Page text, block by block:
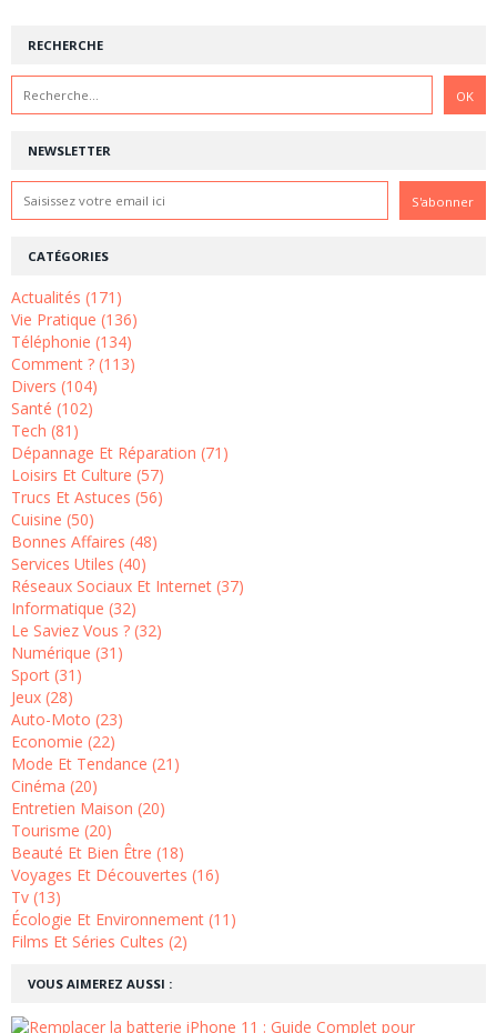
NEWSLETTER
RECHERCHE
VOUS AIMEREZ AUSSI :
CATÉGORIES
Actualités (171)
Vie Pratique (136)
Téléphonie (134)
Comment ? (113)
Divers (104)
Santé (102)
Tech (81)
Dépannage Et Réparation (71)
Loisirs Et Culture (57)
Trucs Et Astuces (56)
Cuisine (50)
Bonnes Affaires (48)
Services Utiles (40)
Réseaux Sociaux Et Internet (37)
Informatique (32)
Le Saviez Vous ? (32)
Numérique (31)
Sport (31)
Jeux (28)
Auto-Moto (23)
Economie (22)
Mode Et Tendance (21)
Cinéma (20)
Entretien Maison (20)
Tourisme (20)
Beauté Et Bien Être (18)
Voyages Et Découvertes (16)
Tv (13)
Écologie Et Environnement (11)
Films Et Séries Cultes (2)